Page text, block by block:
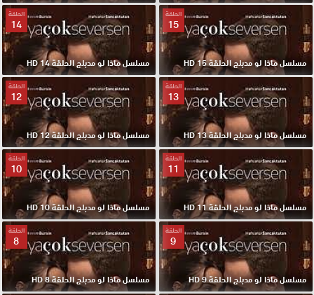
الحلقة
15
مسلسل ماذا لو مدبلج الحلقة 15 HD
الحلقة
14
مسلسل ماذا لو مدبلج الحلقة 14 HD
الحلقة
13
مسلسل ماذا لو مدبلج الحلقة 13 HD
الحلقة
12
مسلسل ماذا لو مدبلج الحلقة 12 HD
الحلقة
11
مسلسل ماذا لو مدبلج الحلقة 11 HD
الحلقة
10
مسلسل ماذا لو مدبلج الحلقة 10 HD
الحلقة
9
مسلسل ماذا لو مدبلج الحلقة 9 HD
الحلقة
8
مسلسل ماذا لو مدبلج الحلقة 8 HD